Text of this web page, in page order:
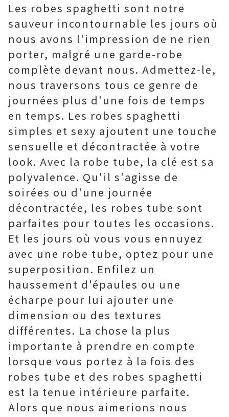
Les robes spaghetti sont notre
sauveur incontournable les jours où
nous avons l'impression de ne rien
porter, malgré une garde-robe
complète devant nous. Admettez-le,
nous traversons tous ce genre de
journées plus d'une fois de temps
en temps. Les robes spaghetti
simples et sexy ajoutent une touche
sensuelle et décontractée à votre
look. Avec la robe tube, la clé est sa
polyvalence. Qu'il s'agisse de
soirées ou d'une journée
décontractée, les robes tube sont
parfaites pour toutes les occasions.
Et les jours où vous vous ennuyez
avec une robe tube, optez pour une
superposition. Enfilez un
haussement d'épaules ou une
écharpe pour lui ajouter une
dimension ou des textures
différentes. La chose la plus
importante à prendre en compte
lorsque vous portez à la fois des
robes tube et des robes spaghetti
est la tenue intérieure parfaite.
Alors que nous aimerions nous